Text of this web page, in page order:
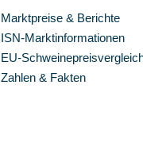
Marktpreise & Berichte
ISN-Marktinformationen
EU-
Zahlen & Fakten